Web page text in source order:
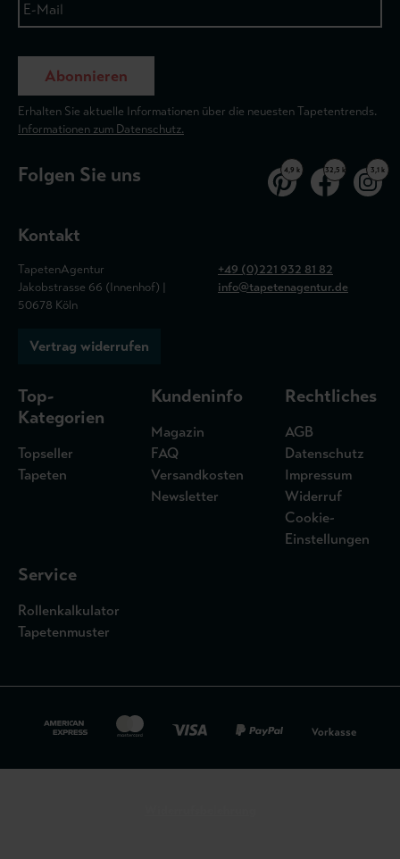
Abonnieren
Erhalten Sie aktuelle Informationen über die neuesten Tapetentrends.
Informationen zum Datenschutz.
Folgen Sie uns 4,9 k 32,5 k 3,1 k
Kontakt
TapetenAgentur
Jakobstrasse 66 (Innenhof) |
50678 Köln
+49 (0)221 932 81 82
info@tapetenagentur.de
Vertrag widerrufen
Top-
Kategorien
Topseller
Tapeten
Kundeninfo
Magazin
FAQ
Versandkosten
Newsletter
Rechtliches
AGB
Datenschutz
Impressum
Widerruf
Cookie-
Einstellungen
Service
Rollenkalkulator
Tapetenmuster